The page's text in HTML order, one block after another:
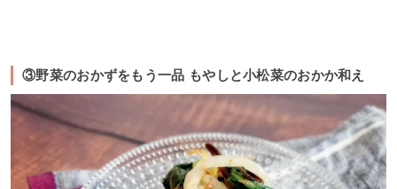
③野菜のおかずをもう一品 もやしと小松菜のおかか和え